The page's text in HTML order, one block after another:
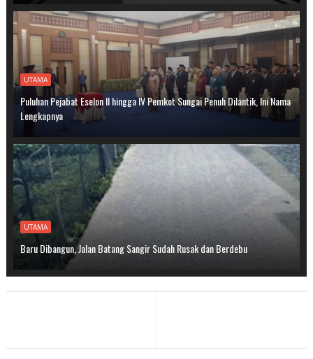
UTAMA
Puluhan Pejabat Eselon II hingga IV Pemkot Sungai Penuh Dilantik, Ini Nama
Lengkapnya
UTAMA
Baru Dibangun, Jalan Batang Sangir Sudah Rusak dan Berdebu